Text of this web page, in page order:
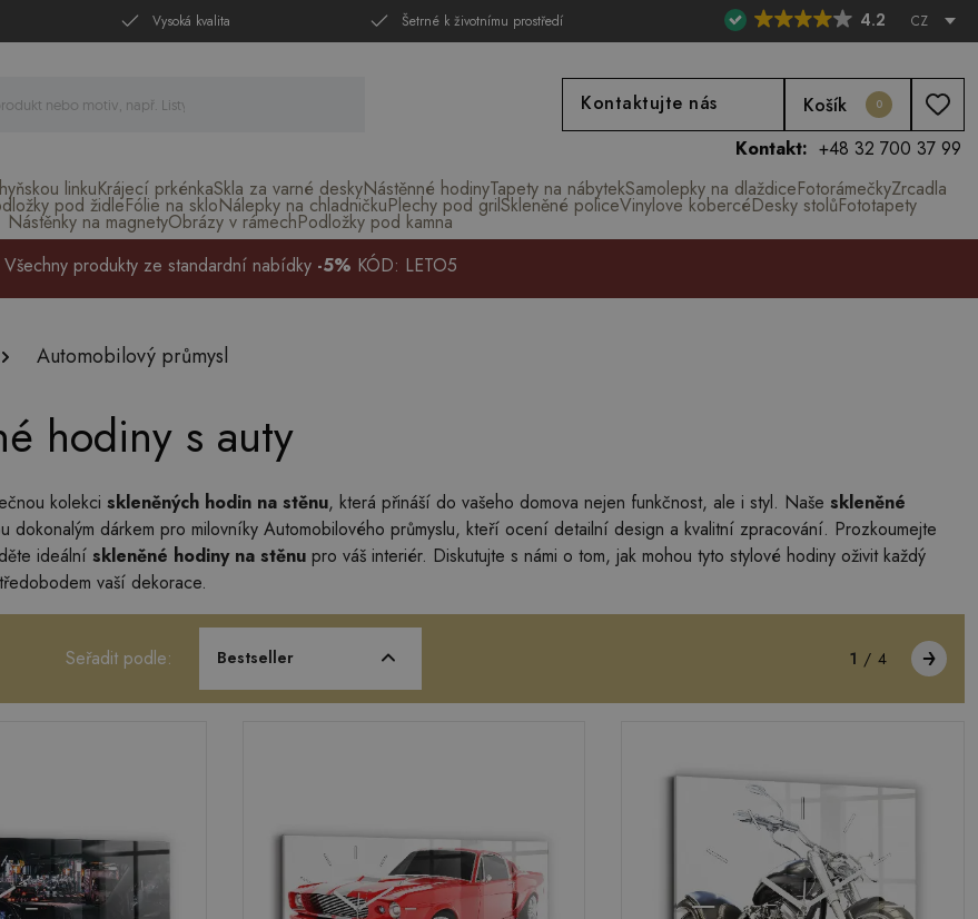
Vysoká kvalita Šetrné k životnímu prostředí 4.2 CZ
Kontaktujte nás Košík 0
Kontakt: +48 32 700 37 99
linkuKrájecí prkénkaSkla za varné deskyNástěnné hodinyTapety na nábytekSamolepky na dlaždiceFotorámečkyZrcadla
pod židleFólie na skloNálepky na chladničkuPlechy pod grilSkleněné policeVinylove kobercéDesky stolůFototapety
Nástěnky na magnetyObrázy v rámechPodložky pod kamna
Všechny produkty ze standardní nabídky -5% KÓD: LETO5
Automobilový průmysl
hodiny s auty
kolekci skleněných hodin na stěnu, která přináší do vašeho domova nejen funkčnost, ale i styl. Naše skleněné
dokonalým dárkem pro milovníky Automobilového průmyslu, kteří ocení detailní design a kvalitní zpracování. Prozkoumejte
ideální skleněné hodiny na stěnu pro váš interiér. Diskutujte s námi o tom, jak mohou tyto stylové hodiny oživit každý
vaší dekorace.
Seřadit podle: Bestseller 1 / 4